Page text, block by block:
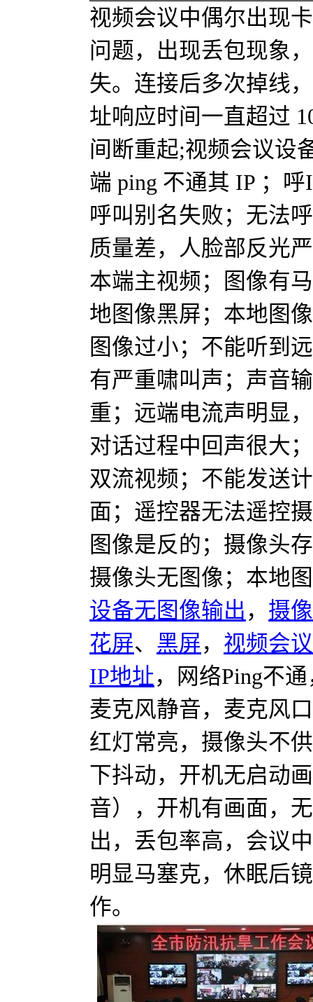
视频会议中偶尔出现
问题，出现丢包现象
失。连接后多次掉线
址响应时间一直超过
间断重起;视频会议设
端 ping 不通其 IP ；
呼叫别名失败；无法
质量差，人脸部反光
本端主视频；图像有
地图像黑屏；本地图
图像过小；不能听到
有严重啸叫声；声音
重；远端电流声明显
对话过程中回声很大
双流视频；不能发送
面；遥控器无法遥控
图像是反的；摄像头
摄像头无图像；本地
设备无图像输出 ， 摄
花屏、 黑屏 ， 视频会
IP地址， 网络Ping不通
麦克风静音，麦克风
红灯常亮，摄像头不
下抖动，开机无启动
音），开机有画面，
出，丢包率高，会议
明显马塞克，休眠后
作。